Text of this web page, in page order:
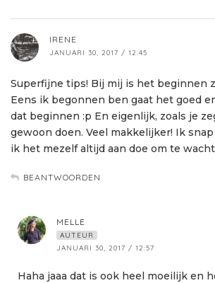
IRENE
JANUARI 30, 2017 / 12:45
Superfijne tips! Bij mij is het beginnen
Eens ik begonnen ben gaat het goed
dat beginnen :p En eigenlijk, zoals je
gewoon doen. Veel makkelijker! Ik
ik het mezelf altijd aan doe om te
BEANTWOORDEN
MELLE
AUTEUR
JANUARI 30, 2017 / 12:57
Haha jaaa dat is ook heel moeilijk en